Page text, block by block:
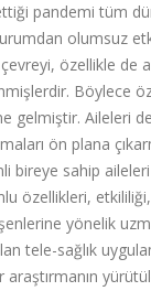
pandemi tüm
olumsuz
özellikle de
Böylece
gelmiştir. Aileleri
ön plana
bireye sahip
özellikleri,
yönelik
tele-sağlık
araştırmanın